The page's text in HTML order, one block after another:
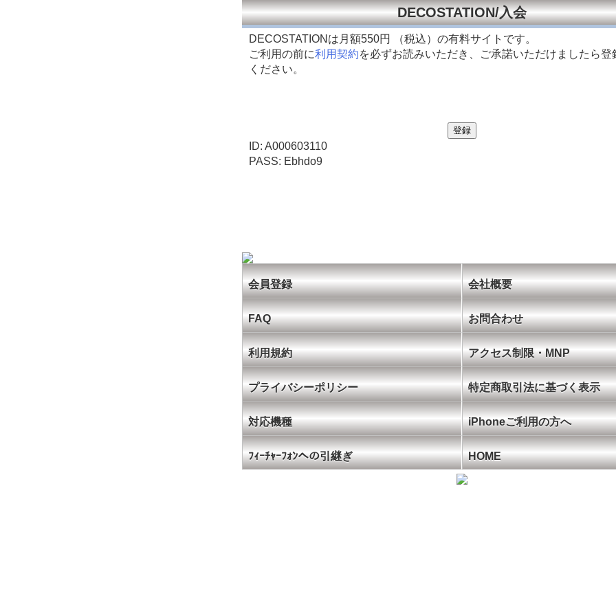
DECOSTATION/入会
DECOSTATIONは月額550円 （税込）の有料サイトです。
ご利用の前に利用契約を必ずお読みいただき、ご承諾いただけましたら登
ください。
ID: A000603110
PASS: Ebhdo9
会員登録 会社概要
FAQ お問合わせ
利用規約 アクセス制限・MNP
プライバシーポリシー 特定商取引法に基づく表示
対応機種 iPhoneご利用の方へ
ﾌｨｰﾁｬｰﾌｫﾝへの引継ぎ HOME